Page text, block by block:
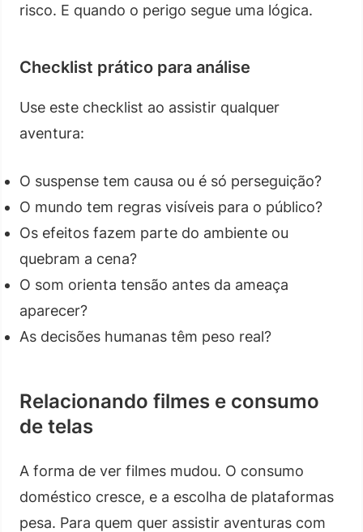
risco. E quando o perigo segue uma lógica.
Checklist prático para análise
Use este checklist ao assistir qualquer
aventura:
O suspense tem causa ou é só perseguição?
O mundo tem regras visíveis para o público?
Os efeitos fazem parte do ambiente ou
quebram a cena?
O som orienta tensão antes da ameaça
aparecer?
As decisões humanas têm peso real?
Relacionando filmes e consumo
de telas
A forma de ver filmes mudou. O consumo
doméstico cresce, e a escolha de plataformas
pesa. Para quem quer assistir aventuras com